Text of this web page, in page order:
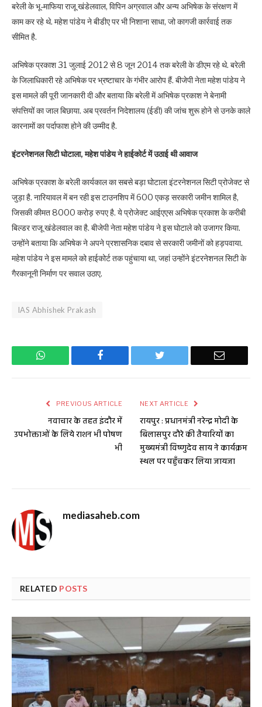
बरेली के भू-माफिया राजू खंडेलवाल, विपिन अग्रवाल और अन्य अभिषेक के संरक्षण में
काम कर रहे थे. महेश पांडेय ने बीडीए पर भी निशाना साधा, जो कागजी कार्रवाई तक
सीमित है.
अभिषेक प्रकाश 31 जुलाई 2012 से 8 जून 2014 तक बरेली के डीएम रहे थे. बरेली
के जिलाधिकारी रहे अभिषेक पर भ्रष्टाचार के गंभीर आरोप हैं. बीजेपी नेता महेश पांडेय ने
इस मामले की पूरी जानकारी दी और बताया कि बरेली में अभिषेक प्रकाश ने बेनामी
संपत्तियों का जाल बिछाया. अब प्रवर्तन निदेशालय (ईडी) की जांच शुरू होने से उनके काले
कारनामों का पर्दाफाश होने की उम्मीद है.
इंटरनेशनल सिटी घोटाला, महेश पांडेय ने हाईकोर्ट में उठाई थी आवाज
अभिषेक प्रकाश के बरेली कार्यकाल का सबसे बड़ा घोटाला इंटरनेशनल सिटी प्रोजेक्ट से
जुड़ा है. नारियावल में बन रही इस टाउनशिप में 600 एकड़ सरकारी जमीन शामिल है,
जिसकी कीमत 8000 करोड़ रुपए है. ये प्रोजेक्ट आईएएस अभिषेक प्रकाश के करीबी
बिल्डर राजू खंडेलवाल का है. बीजेपी नेता महेश पांडेय ने इस घोटाले को उजागर किया.
उन्होंने बताया कि अभिषेक ने अपने प्रशासनिक दबाव से सरकारी जमीनों को हड़पवाया.
महेश पांडेय ने इस मामले को हाईकोर्ट तक पहुंचाया था, जहां उन्होंने इंटरनेशनल सिटी के
गैरकानूनी निर्माण पर सवाल उठाए.
IAS Abhishek Prakash
WhatsApp Facebook Twitter Email
PREVIOUS ARTICLE
नवाचार के तहत इंदौर में
उपभोक्ताओं के लिये राशन भी पोषण
भी
NEXT ARTICLE
रायपुर : प्रधानमंत्री नरेन्द्र मोदी के
बिलासपुर दौरे की तैयारियों का
मुख्यमंत्री विष्णुदेव साय ने कार्यक्रम
स्थल पर पहुँचकर लिया जायजा
mediasaheb.com
RELATED POSTS